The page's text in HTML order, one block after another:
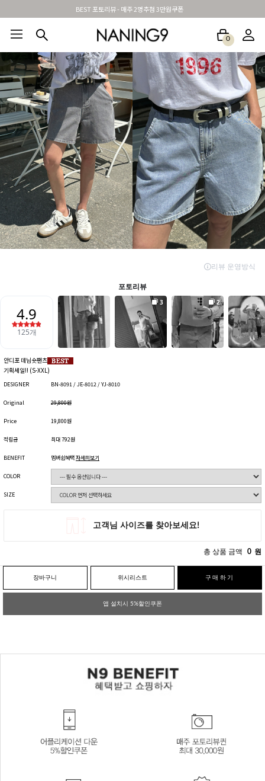
신규가입시 무료배송 + 2천원할인쿠폰
0
BEST100🤍 NEW5% 베스트재진행 썸머여행룩 아울렛 하객&모임룩
안디포 데님숏팬츠
기획세일!! (S-XXL)
DESIGNER BN-8091 / JE-8012 / YJ-8010
Original 29,800원
Price 19,800원
적립금 최대 792원
BENEFIT 멤버쉽혜택자세히보기
COLOR
SIZE
총 상품 금액 0 원
장바구니 위시리스트 구매하기
앱 설치시 5%할인쿠폰